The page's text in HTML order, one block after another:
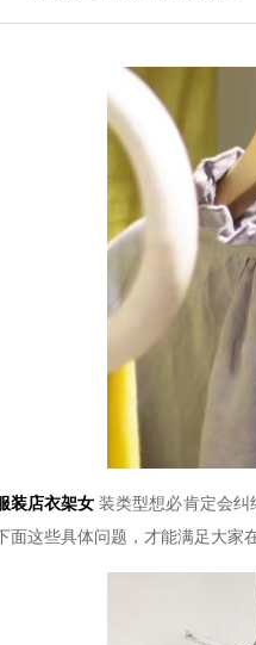
装店衣架女 装类型想必肯定会纠
面这些具体问题，才能满足大家